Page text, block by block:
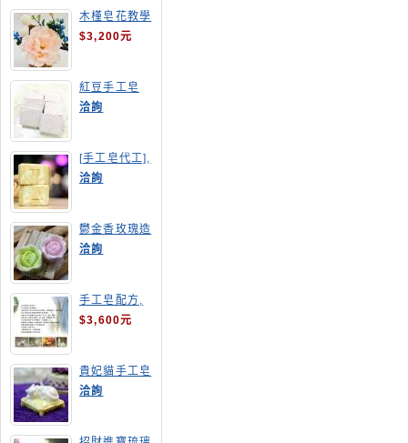
木槿皂花教學
$3,200元
紅豆手工皂
洽詢
[手工皂代工],
羊奶皂
洽詢
鬱金香玫瑰造
型手工皂
洽詢
手工皂配方,
手工皂教學
$3,600元
貴妃貓手工皂
洽詢